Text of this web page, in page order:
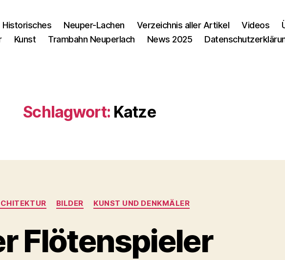
Historisches Neuper-Lachen Verzeichnis aller Artikel Videos
Kunst Trambahn Neuperlach News 2025
Schlagwort: Katze
Kategorien
BILDER KUNST UND DENKMÄLER
Flötenspieler